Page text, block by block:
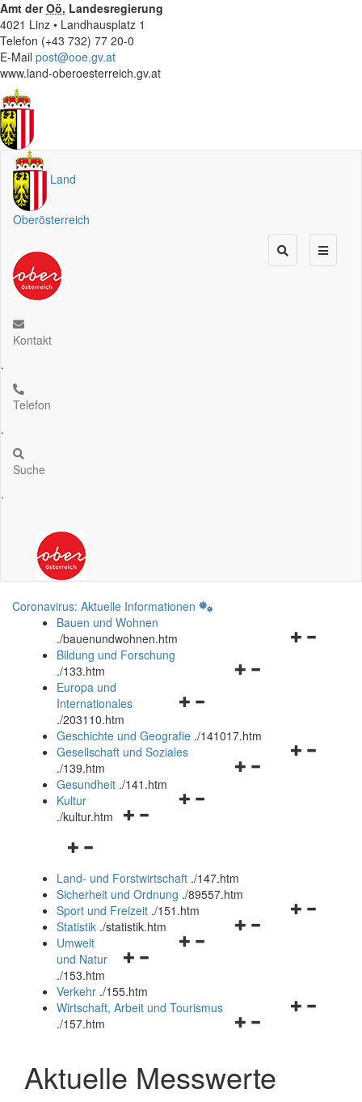
Amt derOö. Landesregierung
4021 Linz • Landhausplatz 1
Telefon (+43 732) 77 20-0
E-Mail post@ooe.gv.at
www.land-oberoesterreich.gv.at
Land
Oberösterreich
Kontakt
.
Telefon
.
Suche
.
Coronavirus: Aktuelle Informationen
Bauen und Wohnen
./bauenundwohnen.htm
Navigationsmenü
Bildung und Forschung
./133.htm
Navigationsmenü
und
schließen
Europa und
Internationales
./203110.htm
Geschichte und Geografie ./141017.htm
Navigationsmenü
Gesellschaft und Soziales
./139.htm
Navigationsmenü
Gesundheit ./141.htm
Navigationsmenü
Kultur
./kultur.htm
Navigationsmenü
und
schließen
Land- und Forstwirtschaft ./147.htm
Sicherheit und Ordnung ./89557.htm
Navigationsmenü
Sport und Freizeit ./151.htm
Navigationsmenü
Statistik ./statistik.htm
Navigationsmenü
und
schließen
Umwelt
und Natur
./153.htm
Verkehr ./155.htm
Navigationsmenü
schließen
Wirtschaft, Arbeit und Tourismus
./157.htm
Aktuelle Messwerte